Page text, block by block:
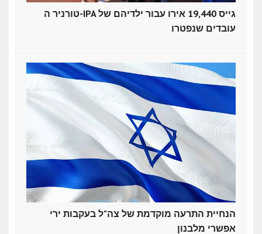
טורניר ה-IPA גייס 19,440 אירו עבור ילדיהם של
עובדים שנפטרו
הנחיית התרעה מוקדמת של צה"ל בעקבות ירי
אפשרי מלבנון